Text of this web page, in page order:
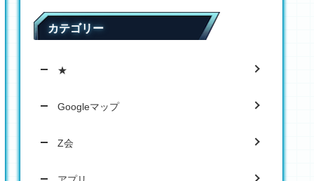
カテゴリー
★
Googleマップ
Z会